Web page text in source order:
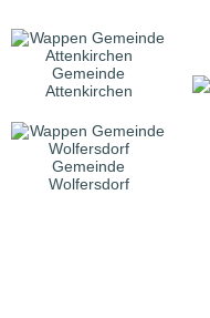
Gemeinde
Attenkirchen
Gemeinde
Wolfersdorf